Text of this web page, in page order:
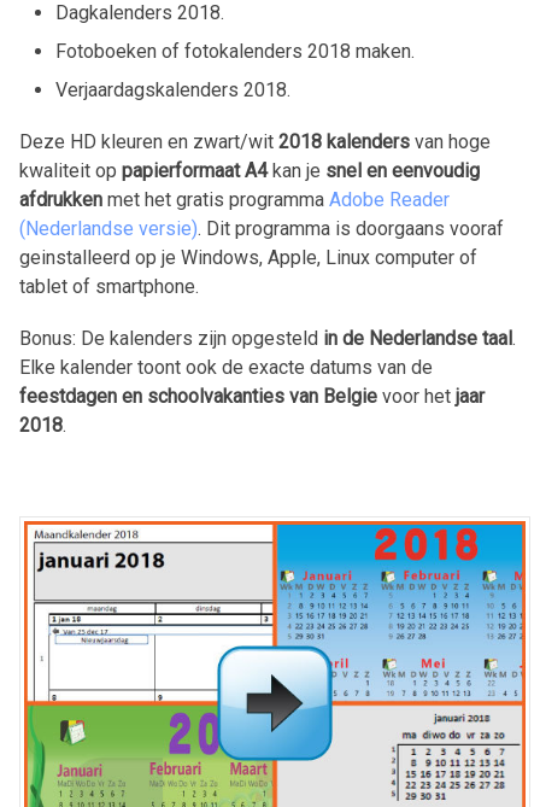
Dagkalenders 2018.
Fotoboeken of fotokalenders 2018 maken.
Verjaardagskalenders 2018.
Deze HD kleuren en zwart/wit 2018 kalenders van hoge
kwaliteit op papierformaat A4kan je snel en eenvoudig
afdrukken met het gratis programma Adobe Reader
(Nederlandse versie). Dit programma is doorgaans vooraf
geinstalleerd op je Windows, Apple, Linux computer of
tablet of smartphone.
Bonus: De kalenders zijn opgesteld in de Nederlandse taal .
Elke kalender toont ook de exacte datums van de
feestdagen en schoolvakanties van Belgie voor het jaar
2018.